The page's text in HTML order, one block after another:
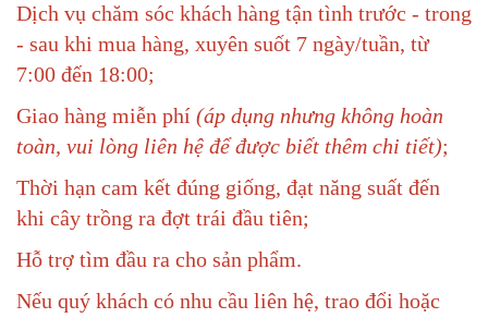
Dịch vụ chăm sóc khách hàng tận tình trước - trong
- sau khi mua hàng, xuyên suốt 7 ngày/tuần, từ
7:00 đến 18:00;
Giao hàng miễn phí (áp dụng nhưng không hoàn
toàn, vui lòng liên hệ để được biết thêm chi tiết);
Thời hạn cam kết đúng giống, đạt năng suất đến
khi cây trồng ra đợt trái đầu tiên;
Hỗ trợ tìm đầu ra cho sản phẩm.
Nếu quý khách có nhu cầu liên hệ, trao đổi hoặc